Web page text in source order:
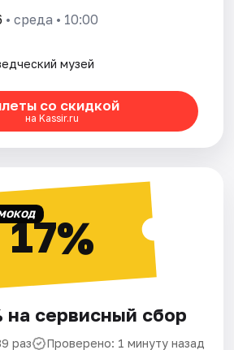
• среда • 10:00
музей
со скидкой
на Kassir.ru
17%
на сервисный сбор
раз Проверено: 1 минуту назад